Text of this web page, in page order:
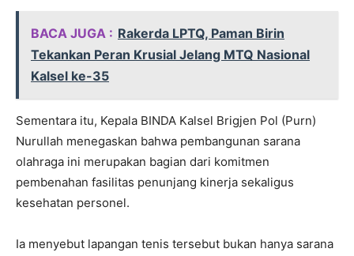
BACA JUGA : Rakerda LPTQ, Paman Birin
Tekankan Peran Krusial Jelang MTQ Nasional
Kalsel ke-35
Sementara itu, Kepala BINDA Kalsel Brigjen Pol (Purn)
Nurullah menegaskan bahwa pembangunan sarana
olahraga ini merupakan bagian dari komitmen
pembenahan fasilitas penunjang kinerja sekaligus
kesehatan personel.
Ia menyebut lapangan tenis tersebut bukan hanya sarana